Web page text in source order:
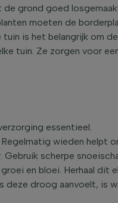
grond goed
moeten de
tuin is het belangrijk om
tuin. Ze zorgen voor
essentieel.
wieden helpt
scherpe
en bloei. Herhaal dit
droog aanvoelt, is